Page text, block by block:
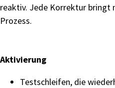
reaktiv. Jede Korrektur bringt
Prozess.
Aktivierung
Testschleifen, die